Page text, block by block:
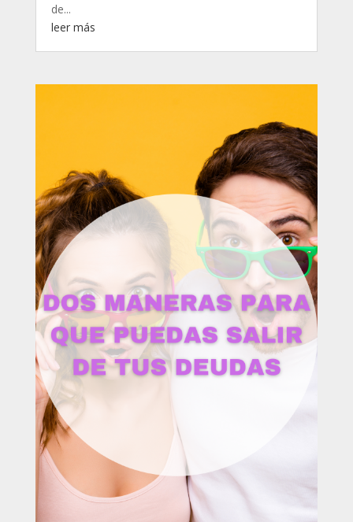
de...
leer más